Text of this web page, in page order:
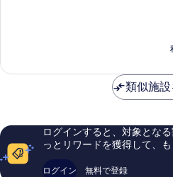
す
ー
デ
ィ
ー
ル
689
口
コ
ミ
類似施
ログインすると、対象とな
っとリワードを獲得して、
ログイン 無料で登録